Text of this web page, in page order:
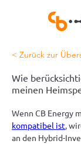
< Zurück zur
Wie
meinen
Wenn CB Energy
kompatibel ist,
an den Hybrid-